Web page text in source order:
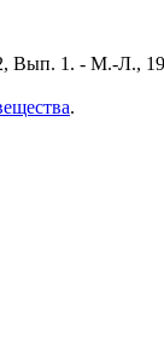
Вып. 1. - М.-Л.,
.